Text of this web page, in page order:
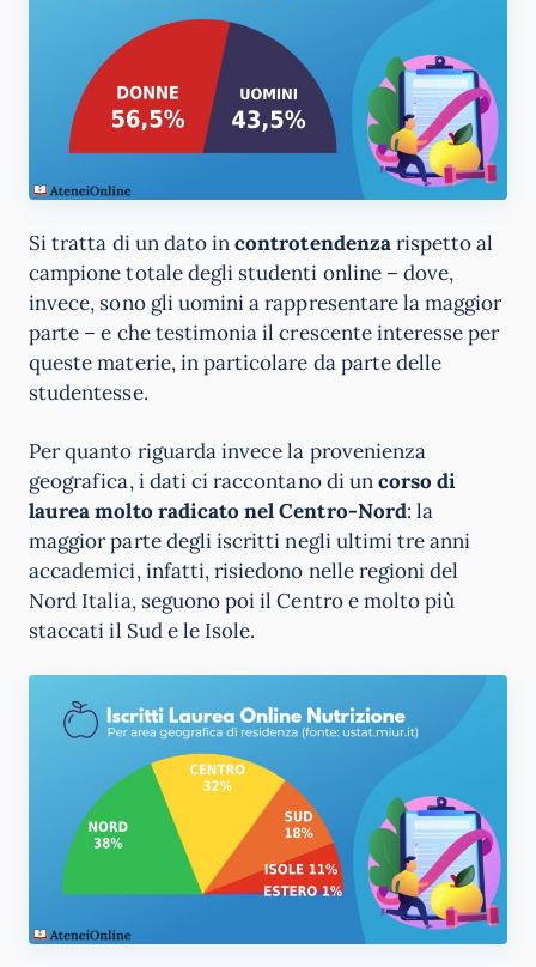
Si tratta di un dato incontrotendenzarispetto al
campione totale degli studenti online – dove,
invece, sono gli uomini a rappresentare la maggior
parte – e che testimonia il crescente interesse per
queste materie, in particolare da parte delle
studentesse.
Per quanto riguarda invece la provenienza
geografica, i dati ci raccontano di uncorso di
laurea molto radicato nel Centro-Nord: la
maggior parte degli iscritti negli ultimi tre anni
accademici, infatti, risiedono nelle regioni del
Nord Italia, seguono poi il Centro e molto più
staccati il Sud e le Isole.